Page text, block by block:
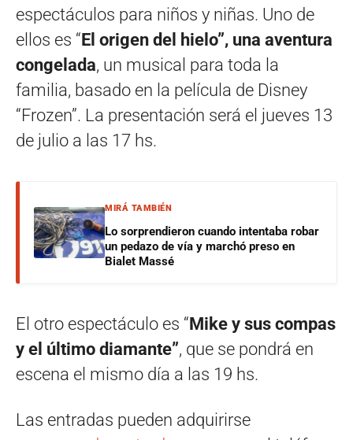
espectáculos para niños y niñas. Uno de
ellos es “El origen del hielo”, una aventura
congelada, un musical para toda la
familia, basado en la película de Disney
“Frozen”. La presentación será el jueves 13
de julio a las 17 hs.
MIRÁ TAMBIÉN
Lo sorprendieron cuando intentaba robar
un pedazo de vía y marchó preso en
Bialet Massé
El otro espectáculo es “Mike y sus compas
y el último diamante”, que se pondrá en
escena el mismo día a las 19 hs.
Las entradas pueden adquirirse